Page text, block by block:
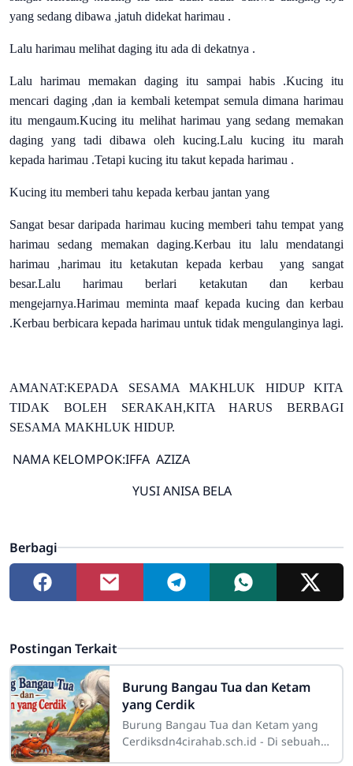
yang sedang dibawa ,jatuh didekat harimau .
Lalu harimau melihat daging itu ada di dekatnya .
Lalu harimau memakan daging itu sampai habis .Kucing itu
mencari daging ,dan ia kembali ketempat semula dimana harimau
itu mengaum.Kucing itu melihat harimau yang sedang memakan
daging yang tadi dibawa oleh kucing.Lalu kucing itu marah
kepada harimau .Tetapi kucing itu takut kepada harimau .
Kucing itu memberi tahu kepada kerbau jantan yang
Sangat besar daripada harimau kucing memberi tahu tempat yang
harimau sedang memakan daging.Kerbau itu lalu mendatangi
harimau ,harimau itu ketakutan kepada kerbau yang sangat
besar.Lalu harimau berlari ketakutan dan kerbau
mengejarnya.Harimau meminta maaf kepada kucing dan kerbau
.Kerbau berbicara kepada harimau untuk tidak mengulanginya lagi.
AMANAT:KEPADA SESAMA MAKHLUK HIDUP KITA
TIDAK BOLEH SERAKAH,KITA HARUS BERBAGI
SESAMA MAKHLUK HIDUP.
NAMA KELOMPOK:IFFA AZIZA
YUSI ANISA BELA
Berbagi
Postingan Terkait
Burung Bangau Tua dan Ketam
yang Cerdik
Burung Bangau Tua dan Ketam yang
Cerdiksdn4cirahab.sch.id - Di sebuah